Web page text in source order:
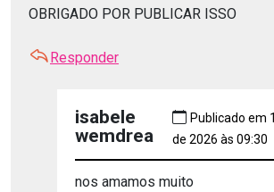
OBRIGADO POR PUBLICAR ISSO
Responder
isabele
wemdrea
Publicado em
de 2026 às 09:30
nos amamos muito